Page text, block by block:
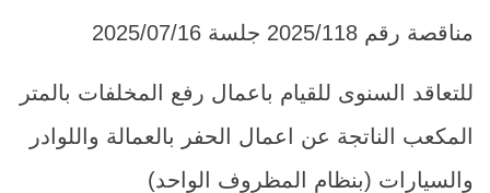
مناقصة رقم 2025/118 جلسة 2025/07/16
للتعاقد السنوى للقيام باعمال رفع المخلفات بالمتر
المكعب الناتجة عن اعمال الحفر بالعمالة واللوادر
والسيارات (بنظام المظروف الواحد)